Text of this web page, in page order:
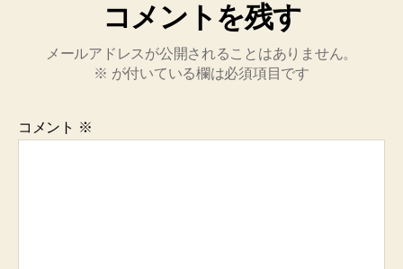
コメントを残す
メールアドレスが公開されることはありません。
※ が付いている欄は必須項目です
コメント ※